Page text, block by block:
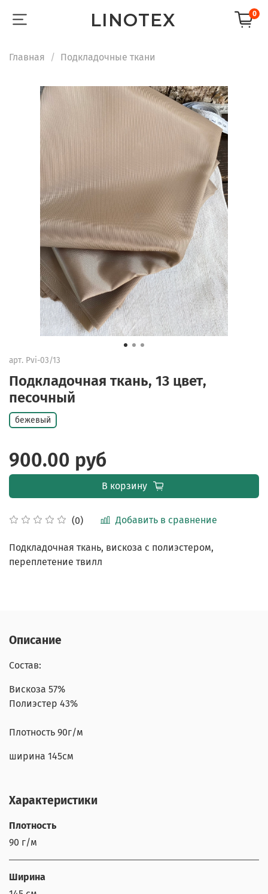
LINOTEX 0
Главная Подкладочные ткани
арт. Pvi-03/13
Подкладочная ткань, 13 цвет,
песочный
(0) Добавить в сравнение
бежевый
900.00 руб
В корзину
Подкладочная ткань, вискоза с полиэстером,
переплетение твилл
Описание
Состав:
Вискоза 57%
Полиэстер 43%
Плотность 90г/м
ширина 145см
Характеристики
Плотность
90 г/м
Ширина